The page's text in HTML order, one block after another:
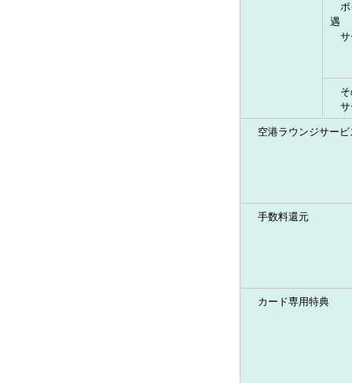
ポ
遇
サ
そ
サ
空港ラウンジサービ
手数料還元
カード専用特典